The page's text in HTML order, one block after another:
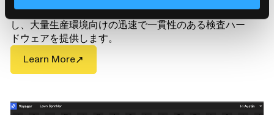
Triton産業用CTスキャナは品質管理プロセスを自動化
し、大量生産環境向けの迅速で一貫性のある検査ハー
ドウェアを提供します。
Learn More